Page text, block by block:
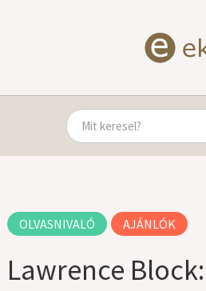
OLVASNIVALÓ AJÁNLÓK
Lawrence